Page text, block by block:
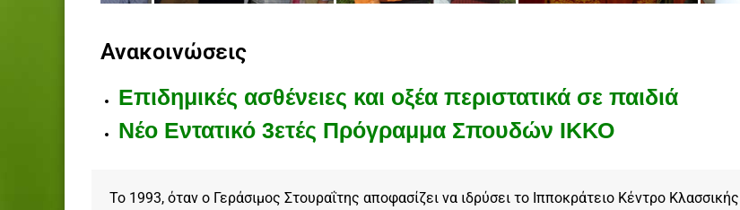
τ
ι
Κ
Ανακοινώσεις
Επιδημικές ασθένειες και οξέα περιστατικά σε παιδιά
Νέο Εντατικό 3ετές Πρόγραμμα Σπουδών ΙΚΚΟ
Το 1993, όταν ο Γεράσιμος Στουραΐτης αποφασίζει να ιδρύσει το Ιπποκράτειο Κέντρο Κλασσικής